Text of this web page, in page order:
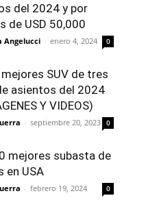
del 2024 y por
de USD 50,000
Angelucci - enero 4, 2024 0
SUV de tres
asientos del 2024
Y VIDEOS)
- septiembre 20, 2023 0
mejores subasta de
en USA
- febrero 19, 2024 0